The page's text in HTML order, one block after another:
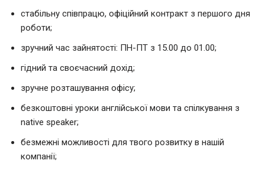
стабільну співпрацю, офіційний контракт з першого дня
роботи;
зручний час зайнятості: ПН-ПТ з 15.00 до 01.00;
гідний та своєчасний дохід;
зручне розташування офісу;
безкоштовні уроки англійської мови та спілкування з
native speaker;
безмежні можливості для твого розвитку в нашій
компанії;